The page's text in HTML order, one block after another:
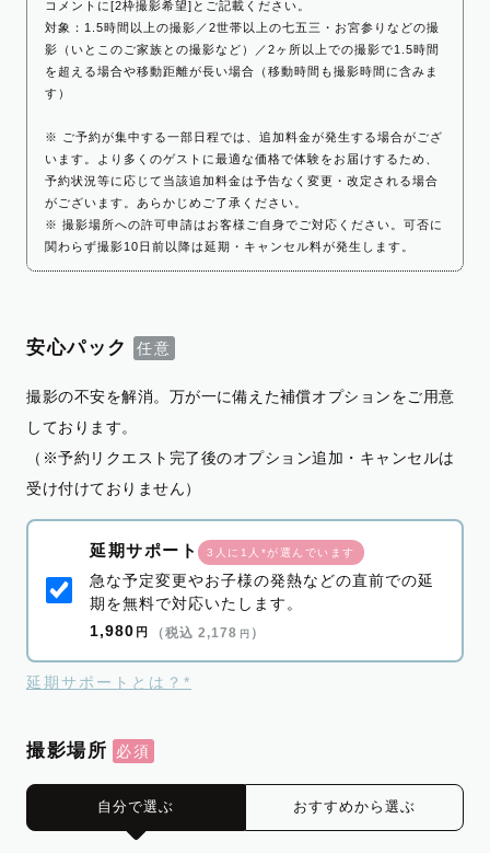
コメントに[2枠撮影希望]とご記載ください。
対象：1.5時間以上の撮影／2世帯以上の七五三・お宮参りなどの撮
影（いとこのご家族との撮影など）／2ヶ所以上での撮影で1.5時間
を超える場合や移動距離が長い場合（移動時間も撮影時間に含みま
す）
※ ご予約が集中する一部日程では、追加料金が発生する場合がござ
います。より多くのゲストに最適な価格で体験をお届けするため、
予約状況等に応じて当該追加料金は予告なく変更・改定される場合
がございます。あらかじめご了承ください。
※ 撮影場所への許可申請はお客様ご自身でご対応ください。可否に
関わらず撮影10日前以降は延期・キャンセル料が発生します。
安心パック
撮影の不安を解消。万が一に備えた補償オプションをご用意
しております。
（※予約リクエスト完了後のオプション追加・キャンセルは
受け付けておりません）
延期サポート 3人に1人*が選んでいます
急な予定変更やお子様の発熱などの直前での延
期を無料で対応いたします。
1,980 円 （税込 2,178 円 ）
延期サポートとは？*
撮影場所
自分で選ぶ おすすめから選ぶ